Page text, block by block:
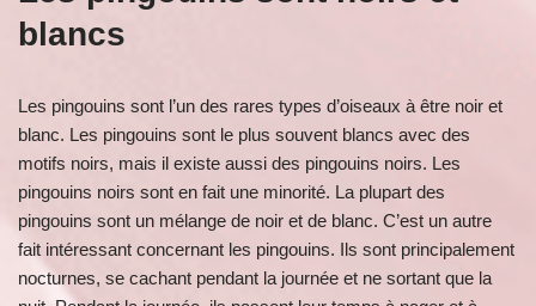
blancs
Les pingouins sont l’un des rares types d’oiseaux à être noir et
blanc. Les pingouins sont le plus souvent blancs avec des
motifs noirs, mais il existe aussi des pingouins noirs. Les
pingouins noirs sont en fait une minorité. La plupart des
pingouins sont un mélange de noir et de blanc. C’est un autre
fait intéressant concernant les pingouins. Ils sont principalement
nocturnes, se cachant pendant la journée et ne sortant que la